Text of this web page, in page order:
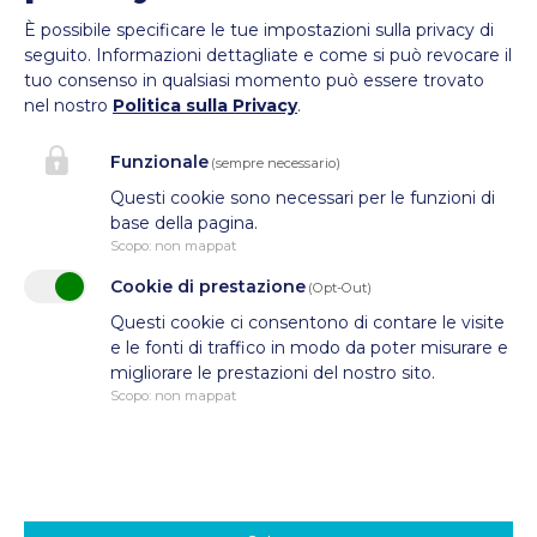
info@cesfor.bz.it
0471 272690
P.IVA: IT01337640211
C.F.: 94010650219
È possibile specificare le tue impostazioni sulla privacy di
seguito. Informazioni dettagliate e come si può revocare il
tuo consenso in qualsiasi momento può essere trovato
nel nostro Politica sulla Privacy.
Funzionale (sempre necessario)
Questi cookie sono necessari per le funzioni di
base della pagina.
Scopo: non mappat
Cookie di prestazione (Opt-Out)
Questi cookie ci consentono di contare le visite
e le fonti di traffico in modo da poter misurare e
migliorare le prestazioni del nostro sito.
Scopo: non mappat